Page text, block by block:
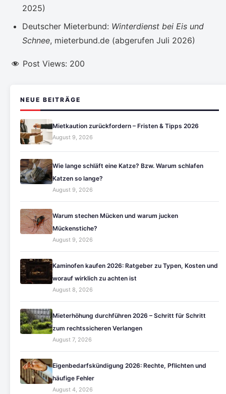
2025)
Deutscher Mieterbund: Winterdienst bei Eis und
Schnee, mieterbund.de (abgerufen Juli 2026)
Post Views: 200
NEUE BEITRÄGE
Mietkaution zurückfordern – Fristen & Tipps 2026
August 9, 2026
Wie lange schläft eine Katze? Bzw. Warum schlafen
Katzen so lange?
August 9, 2026
Warum stechen Mücken und warum jucken
Mückenstiche?
August 9, 2026
Kaminofen kaufen 2026: Ratgeber zu Typen, Kosten und
worauf wirklich zu achten ist
August 8, 2026
Mieterhöhung durchführen 2026 – Schritt für Schritt
zum rechtssicheren Verlangen
August 7, 2026
Eigenbedarfskündigung 2026: Rechte, Pflichten und
häufige Fehler
August 4, 2026